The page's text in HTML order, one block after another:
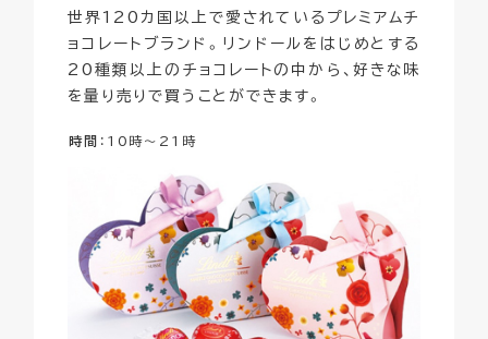
世界120カ国以上で愛されているプレミアムチ
ョコレートブランド。リンドールをはじめとする
20種類以上のチョコレートの中から、好きな味
を量り売りで買うことができます。
時間 ：10時～21時